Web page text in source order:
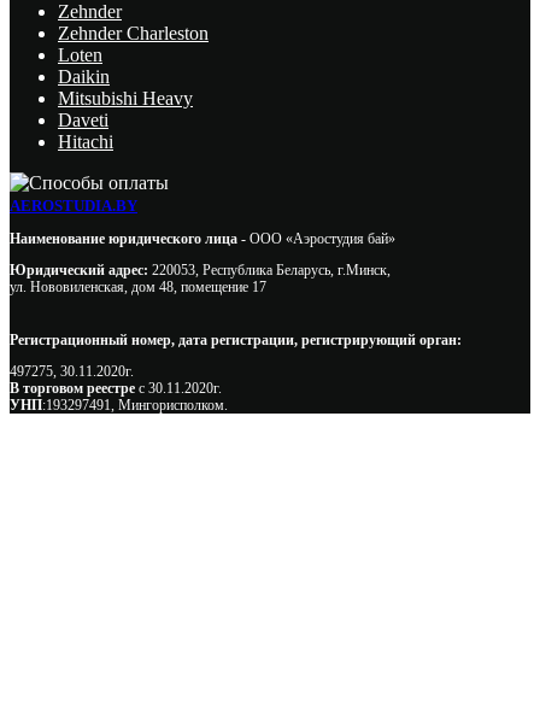
Zehnder
Zehnder Charleston
Loten
Daikin
Mitsubishi Heavy
Daveti
Hitachi
AEROSTUDIA.BY
Наименование юридического лица - ООО «Аэростудия бай»
Юридический адрес: 220053, Республика Беларусь, г.Минск,
ул. Нововиленская, дом 48, помещение 17
Регистрационный номер, дата регистрации, регистрирующий орган:
497275, 30.11.2020г.
В торговом реестре с 30.11.2020г.
УНП:193297491, Мингорисполком.